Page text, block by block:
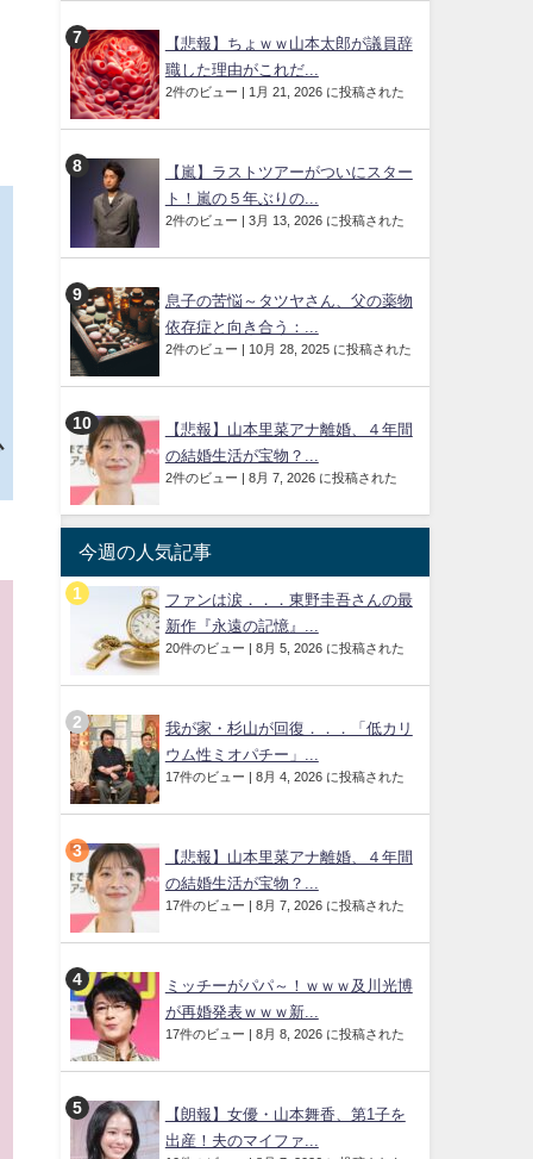
【悲報】ちょｗｗ山本太郎が議員辞
職した理由がこれだ...
2件のビュー | 1月 21, 2026 に投稿された
【嵐】ラストツアーがついにスター
ト！嵐の５年ぶりの...
2件のビュー | 3月 13, 2026 に投稿された
息子の苦悩～タツヤさん、父の薬物
依存症と向き合う：...
2件のビュー | 10月 28, 2025 に投稿された
【悲報】山本里菜アナ離婚、４年間
の結婚生活が宝物？...
2件のビュー | 8月 7, 2026 に投稿された
今週の人気記事
ファンは涙．．．東野圭吾さんの最
新作『永遠の記憶』...
20件のビュー | 8月 5, 2026 に投稿された
我が家・杉山が回復．．．「低カリ
ウム性ミオパチー」...
17件のビュー | 8月 4, 2026 に投稿された
【悲報】山本里菜アナ離婚、４年間
の結婚生活が宝物？...
17件のビュー | 8月 7, 2026 に投稿された
ミッチーがパパ～！ｗｗｗ及川光博
が再婚発表ｗｗｗ新...
17件のビュー | 8月 8, 2026 に投稿された
【朗報】女優・山本舞香、第1子を
出産！夫のマイファ...